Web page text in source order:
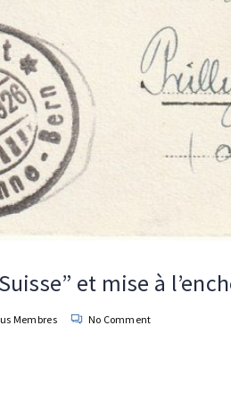
et mise à
Membres No Comment